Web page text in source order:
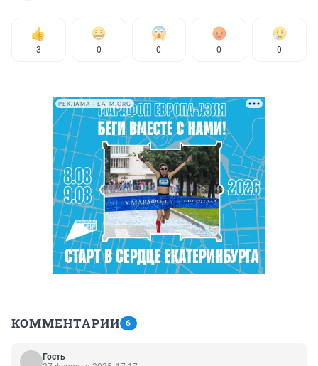
3 0 0 0 0
РЕКЛАМА • EA-M.ORG
КОММЕНТАРИИ 6
Гость